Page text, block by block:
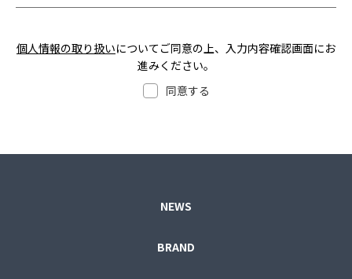
個人情報の取り扱いについてご同意の上、入力内容確認画面にお
進みください。
同意する
NEWS
BRAND